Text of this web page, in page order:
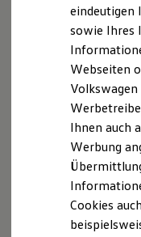
Lifestyle
T-Roc
Golf
R-
GTI
we drive
Besitzer und
Software
Service und
eindeutigen
sowie Ihres
Webseiten
Ihnen auch
Werbung
Cookies